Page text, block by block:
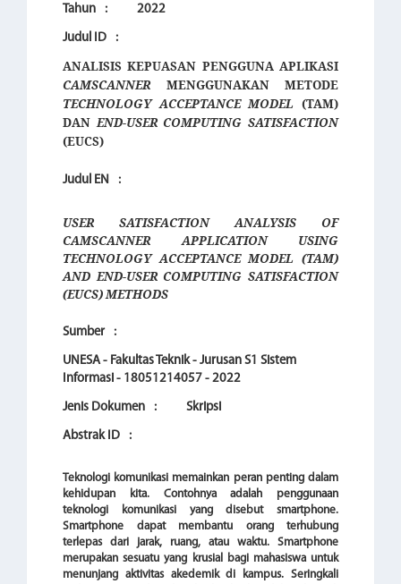
Tahun : 2022
Judul ID :
ANALISIS KEPUASAN PENGGUNA APLIKASI
CAMSCANNER MENGGUNAKAN METODE
TECHNOLOGY ACCEPTANCE MODEL (TAM)
DANEND-USER COMPUTING SATISFACTION
(EUCS)
Judul EN :
USER SATISFACTION ANALYSIS OF
CAMSCANNER APPLICATION USING
TECHNOLOGY ACCEPTANCE MODEL (TAM)
AND END-USER COMPUTING SATISFACTION
(EUCS) METHODS
Sumber :
UNESA - Fakultas Teknik - Jurusan S1 Sistem
Informasi - 18051214057 - 2022
Jenis Dokumen : Skripsi
Abstrak ID :
Teknologi komunikasi memainkan peran penting dalam
kehidupan kita. Contohnya adalah penggunaan
teknologi komunikasi yang disebut smartphone.
Smartphone dapat membantu orang terhubung
terlepas dari jarak, ruang, atau waktu. Smartphone
merupakan sesuatu yang krusial bagi mahasiswa untuk
menunjang aktivitas akedemik di kampus. Seringkali